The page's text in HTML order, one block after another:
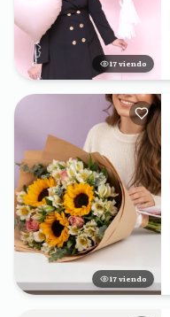
17 viendo
17 viendo